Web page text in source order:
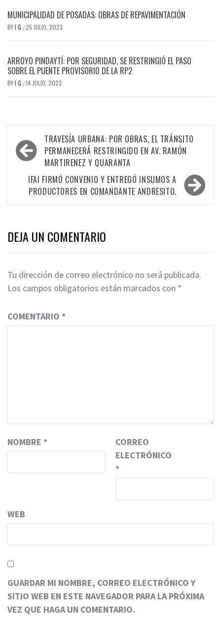
MUNICIPALIDAD DE POSADAS: OBRAS DE REPAVIMENTACIÓN
BYI G /25 JULIO, 2023
ARROYO PINDAYTÍ: POR SEGURIDAD, SE RESTRINGIÓ EL PASO
SOBRE EL PUENTE PROVISORIO DE LA RP2
BYI G /14 JULIO, 2023
Navegación
de
entradas
TRAVESÍA URBANA: POR OBRAS, EL TRÁNSITO
PERMANECERÁ RESTRINGIDO EN AV. RAMÓN
MARTIRENEZ Y QUARANTA
IFAI FIRMÓ CONVENIO Y ENTREGÓ INSUMOS A
PRODUCTORES EN COMANDANTE ANDRESITO.
DEJA UN COMENTARIO
Tu dirección de correo electrónico no será publicada.
Los campos obligatorios están marcados con *
COMENTARIO *
NOMBRE *
CORREO
ELECTRÓNICO
*
WEB
GUARDAR MI NOMBRE, CORREO ELECTRÓNICO Y
SITIO WEB EN ESTE NAVEGADOR PARA LA PRÓXIMA
VEZ QUE HAGA UN COMENTARIO.